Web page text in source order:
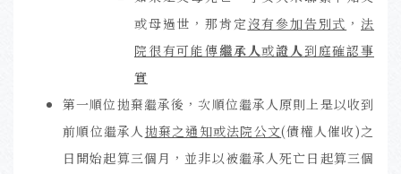
或母過世，那肯定 沒有參加告別式 ， 法
院很有可能傳繼承人或證人 到庭確認事
實
第一順位拋棄繼承後，次順位繼承人原則上是以收到
前順位繼承人 拋棄之通知或法院公文(債權人催收)之
日開始起算三個月，並非以被繼承人死亡日起算三個